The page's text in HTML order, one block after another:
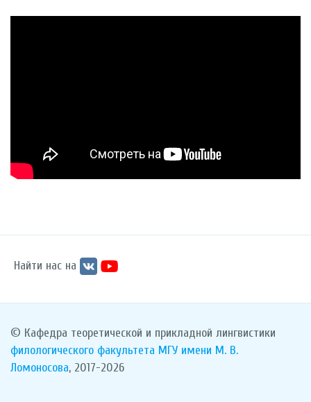
Найти нас на
© Кафедра теоретической и прикладной лингвистики
филологического факультета МГУ имени М. В.
Ломоносова, 2017-2026